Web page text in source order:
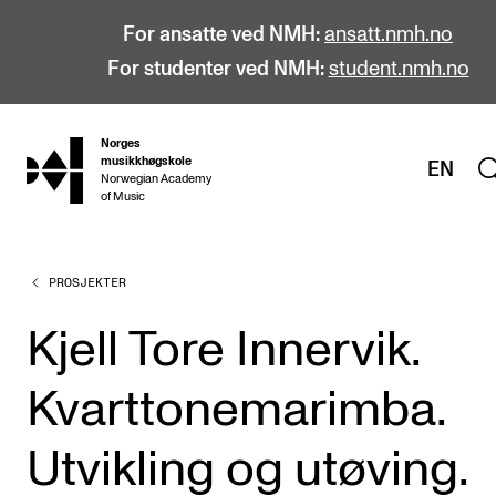
For ansatte ved NMH: ansatt.nmh.no
For studenter ved NMH: student.nmh.no
hjem
Norges
musikkhøgskole
Norwegian Academy
of Music
EN
STUDIER
Alle studier
Bachelor
Master
Doktorgrad
Årsstudium og videreutdanning
PROSJEKTER
Kjell Tore Innervik.
Kvarttonemarimba.
Utvikling og utøving.